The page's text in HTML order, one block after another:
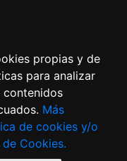
propias y de
para analizar
Más
de cookies y/o
Cookies.